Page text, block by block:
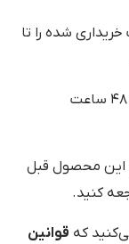
شده را تا
✔ حداکثر زمان ارسال این اکانت از ۱ تا نهایت ۴۸ ساعت
این محصول قبل
کنید.
که قوانین